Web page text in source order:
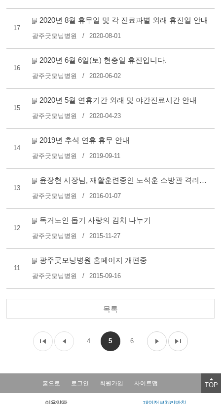
17
2020년 8월 휴무일 및 각 진료과별 외래 휴진일 안내
광주굿모닝병원 2020-08-01
16
2020년 6월 6일(토) 현충일 휴진입니다.
광주굿모닝병원 2020-06-02
15
2020년 5월 연휴기간 외래 및 야간진료시간 안내
광주굿모닝병원 2020-04-23
14
2019년 추석 연휴 휴무 안내
광주굿모닝병원 2019-09-11
13
윤장현 시장님, 재활훈련중인 노석훈 소방관 격려차 본원 방..
광주굿모닝병원 2016-01-07
12
독거노인 돕기 사랑의 김치 나누기
광주굿모닝병원 2015-11-27
11
광주굿모닝병원 홈페이지 개편중
광주굿모닝병원 2015-09-16
목록
4 5 6
홈으로 로그인 회원가입 사이트맵 TOP